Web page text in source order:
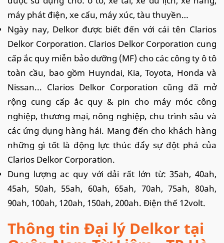
máy phát điện, xe cẩu, máy xúc, tàu thuyền…
Ngày nay, Delkor được biết đến với cái tên Clarios
Delkor Corporation. Clarios Delkor Corporation cung
cấp ắc quy miễn bảo dưỡng (MF) cho các công ty ô tô
toàn cầu, bao gồm Huyndai, Kia, Toyota, Honda và
Nissan... Clarios Delkor Corporation cũng đã mở
rộng cung cấp ắc quy & pin cho máy móc công
nghiệp, thương mại, nông nghiệp, chu trình sâu và
các ứng dụng hàng hải. Mang đến cho khách hàng
những gì tốt là động lực thúc đẩy sự đột phá của
Clarios Delkor Corporation.
Dung lượng ac quy với dải rất lớn từ: 35ah, 40ah,
45ah, 50ah, 55ah, 60ah, 65ah, 70ah, 75ah, 80ah,
90ah, 100ah, 120ah, 150ah, 200ah. Điện thế 12volt.
Thông tin Đại lý Delkor tại